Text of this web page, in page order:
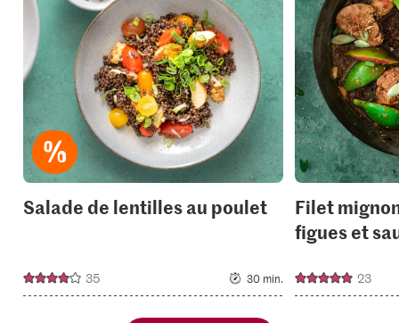
to
collections.
Salade de lentilles au poulet
35 30 min.
Filet
figues et
23